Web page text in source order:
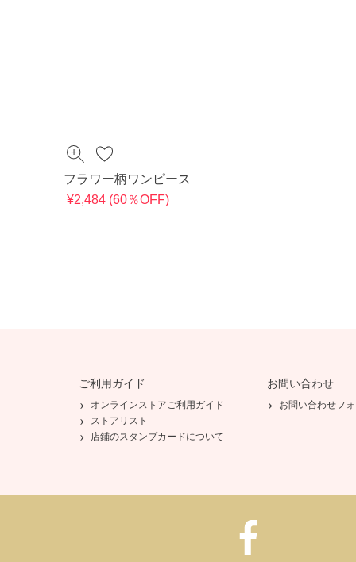
フラワー柄ワンピース
¥2,484 (60％OFF)
ご利用ガイド
オンラインストアご利用ガイド
ストアリスト
店鋪のスタンプカードについて
お問い合わせ
お問い合わせフ